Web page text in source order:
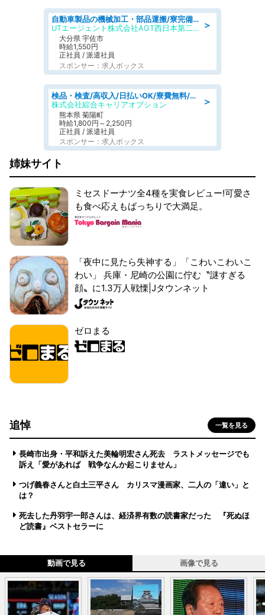
＞
自動車製品の機械加工・部品運搬/寮完備/日払い/工場・製造
UTエージェント株式会社AGT西日本第二CU
大分県 宇佐市
時給1,550円
正社員 / 派遣社員
スポンサー：求人ボックス
＞
検品・検査/高収入/日払いOK/寮費無料/日勤/20・30・40代活躍中
株式会社綜合キャリアオプション
熊本県 菊陽町
時給1,800円～2,250円
正社員 / 派遣社員
スポンサー：求人ボックス
姉妹サイト
ミセスドーナツ全4種を実食レビュー!可愛さ
も食べ応えもばっちりで大満足。
「夜中に見たら失神する」「こわいこわいこ
わい」 兵庫・尼崎の公園に佇む〝謎すぎる
顔〟に1.3万人戦慄|Jタウンネット
ゼロまる
追悼 一覧を見る
長崎市出身・平和訴えた美輪明宏さん死去 ラストメッセージでも
訴え「愛があれば 戦争なんか起こりません」
つげ義春さんと白土三平さん カリスマ漫画家、二人の「違い」と
は？
死去した丹羽宇一郎さんは、経済界有数の読書家だった 『死ぬほ
ど読書』ベストセラーに
動画で見る 画像で見る